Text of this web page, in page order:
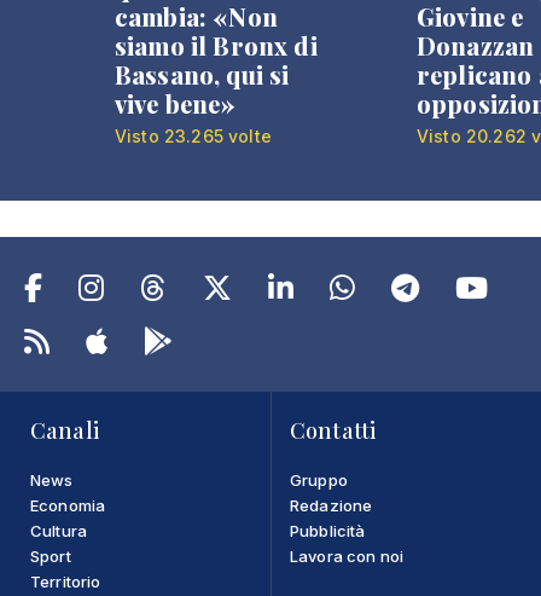
cambia: «Non
siamo il Bronx di
Bassano, qui si
vive bene»
Visto 23.265 volte
Giovine e
Donazzan
replicano
Visto 20.262
Canali
News
Economia
Cultura
Sport
Territorio
Contatti
Gruppo
Redazione
Pubblicità
Lavora con noi